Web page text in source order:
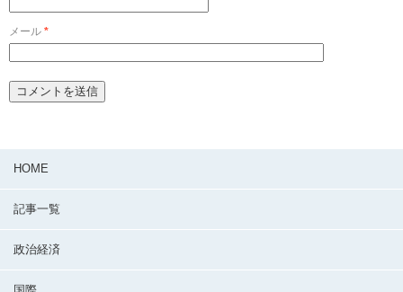
メール *
HOME
記事一覧
政治経済